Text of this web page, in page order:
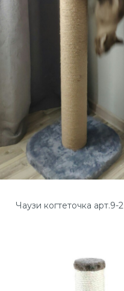
Чаузи когтеточка арт.9-2